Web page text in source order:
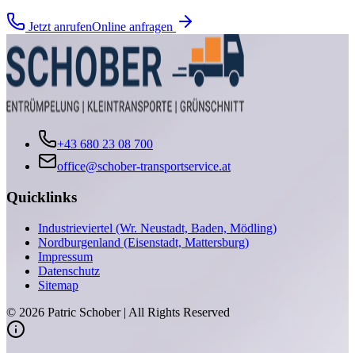
Jetzt anrufenOnline anfragen
+43 680 23 08 700
office@schober-transportservice.at
Quicklinks
Industrieviertel (Wr. Neustadt, Baden, Mödling)
Nordburgenland (Eisenstadt, Mattersburg)
Impressum
Datenschutz
Sitemap
© 2026 Patric Schober | All Rights Reserved